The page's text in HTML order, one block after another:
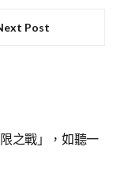
Post
之戰」，如聽一